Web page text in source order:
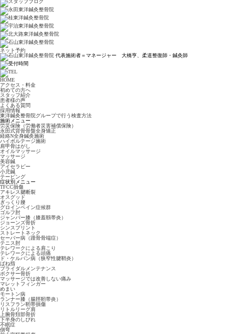
ネット予約
代表施術者＝マネージャー 大橋亨、柔道整復師・鍼灸師
HOME
アクセス・料金
初めての方へ
スタッフ紹介
患者様の声
よくある質問
採用情報
東洋鍼灸整骨院グループで行う検査方法
施術メニュー
労災保険（労働者災害補償保険）
永田式背骨骨盤全身矯正
経絡N全身鍼灸施術
ハイボルテージ施術
肩甲骨はがし
オイルマッサージ
マッサージ
美容鍼
アイセラピー
小児鍼
テーピング
症状別メニュー
TFCC損傷
アキレス腱断裂
オスグッド
ぎっくり腰
グロインペイン症候群
ゴルフ肘
ジャンパー膝（膝蓋靱帯炎）
ジョーンズ骨折
シンスプリント
ストレートネック
セーバー病（踵骨骨端症）
テニス肘
テレワークによる肩こり
テレワークによる頭痛
ド・ケルバン病（狭窄性腱鞘炎）
ばね指
ブライダルメンテナンス
ボクサー骨折
マッサージでは改善しない痛み
マレットフィンガー
めまい
モートン病
ランナー膝（腸脛靭帯炎）
リスフラン靭帯損傷
リトルリーグ肩
上腕骨頚部骨折
下半身のしびれ
不眠症
側弯